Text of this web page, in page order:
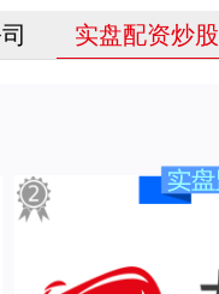
实盘配资炒股